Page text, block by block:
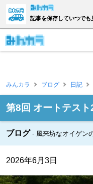
記事を保存していつでも
みんカラ ブログ 日記
第8回 オートテス
ブログ 風来坊なオイゲン
2026年6月3日